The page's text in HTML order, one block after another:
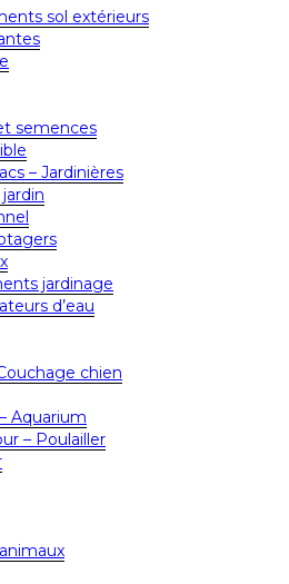
sol extérieurs
semences
– Jardinières
jardinage
d’eau
chien
Aquarium
– Poulailler